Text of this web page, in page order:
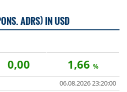
ADRS) IN USD
0,00 1,66 %
06.08.2026 23:20:00